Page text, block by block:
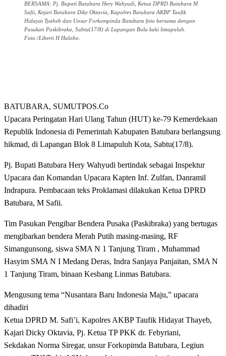
BERSAMA: Pj. Bupati Batubara Hery Wahyudi, Ketua DPRD Batubara M
Safii, Kejari Batubara Diky Oktavia, Kapolres Batubara AKBP Taufik
Hidayat Tyaheb dan Unsur Forkompinda Batubara foto bersama dengan
Pasukan Paskibraka, Sabtu(17/8) di Lapangan Bola kaki limapuluh.
Foto:/Liberti H Haloho.
BATUBARA, SUMUTPOS.Co
Upacara Peringatan Hari Ulang Tahun (HUT) ke-79 Kemerdekaan
Republik Indonesia di Pemerintah Kabupaten Batubara berlangsung
hikmad, di Lapangan Blok 8 Limapuluh Kota, Sabtu(17/8).
Pj. Bupati Batubara Hery Wahyudi bertindak sebagai Inspektur
Upacara dan Komandan Upacara Kapten Inf. Zulfan, Danramil
Indrapura. Pembacaan teks Proklamasi dilakukan Ketua DPRD
Batubara, M Safii.
Tim Pasukan Pengibar Bendera Pusaka (Paskibraka) yang bertugas
mengibarkan bendera Merah Putih masing-masing, RF
Simangunsong, siswa SMA N 1 Tanjung Tiram , Muhammad
Hasyim SMA N I Medang Deras, Indra Sanjaya Panjaitan, SMA N
1 Tanjung Tiram, binaan Kesbang Linmas Batubara.
Mengusung tema “Nusantara Baru Indonesia Maju,” upacara
dihadiri
Ketua DPRD M. Safi’i, Kapolres AKBP Taufik Hidayat Thayeb,
Kajari Dicky Oktavia, Pj. Ketua TP PKK dr. Febyriani,
Sekdakan Norma Siregar, unsur Forkopimda Batubara, Legiun